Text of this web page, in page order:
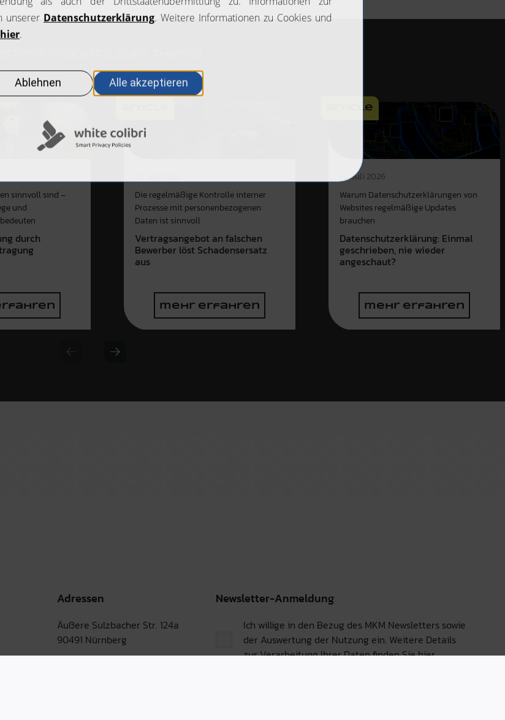
sinnvoll sind –
und
durch
Die regelmäßige Kontrolle interner
Prozesse mit personenbezogenen
Daten ist sinnvoll
Vertragsangebot an falschen
Bewerber löst Schadensersatz
aus
mehr erfahren
article
22. Juli 2026
Warum Datenschutzerklärungen von
Websites regelmäßige Updates
brauchen
Datenschutzerklärung: Einmal
geschrieben, nie wieder
angeschaut?
mehr erfahren
Previous slide
Next slide
Adressen
Äußere Sulzbacher Str. 124a
90491 Nürnberg
Martin-Albert-Str. 1
Newsletter-Anmeldung
Ich willige in den Bezug des MKM Newsletters sowie
der Auswertung der Nutzung ein. Weitere Details
zur Verarbeitung Ihrer Daten finden Siehier.